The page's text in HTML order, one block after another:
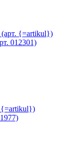
012301)